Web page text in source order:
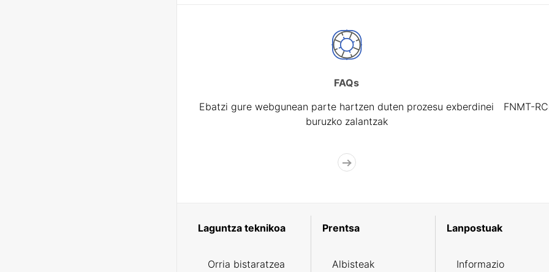
FAQs
Ebatzi gure webgunean parte hartzen duten prozesu exberdinei
buruzko zalantzak
FNMT-
Laguntza teknikoa
Orria bistaratzea
Prentsa
Albisteak
Lanpostuak
Informazio